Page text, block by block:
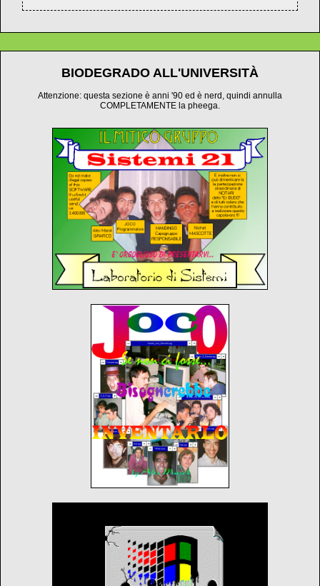
BIODEGRADO ALL'UNIVERSITÀ
Attenzione: questa sezione è anni '90 ed è nerd, quindi annulla
COMPLETAMENTE la pheega.